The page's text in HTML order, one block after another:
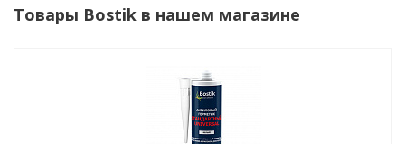
Товары Bostik в нашем магазине